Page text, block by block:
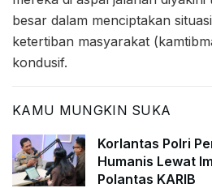
besar dalam menciptakan
ketertiban masyarakat
kondusif.
KAMU MUNGKIN SUKA
Korlantas Polri
Humanis Lewat
Polantas KARIB